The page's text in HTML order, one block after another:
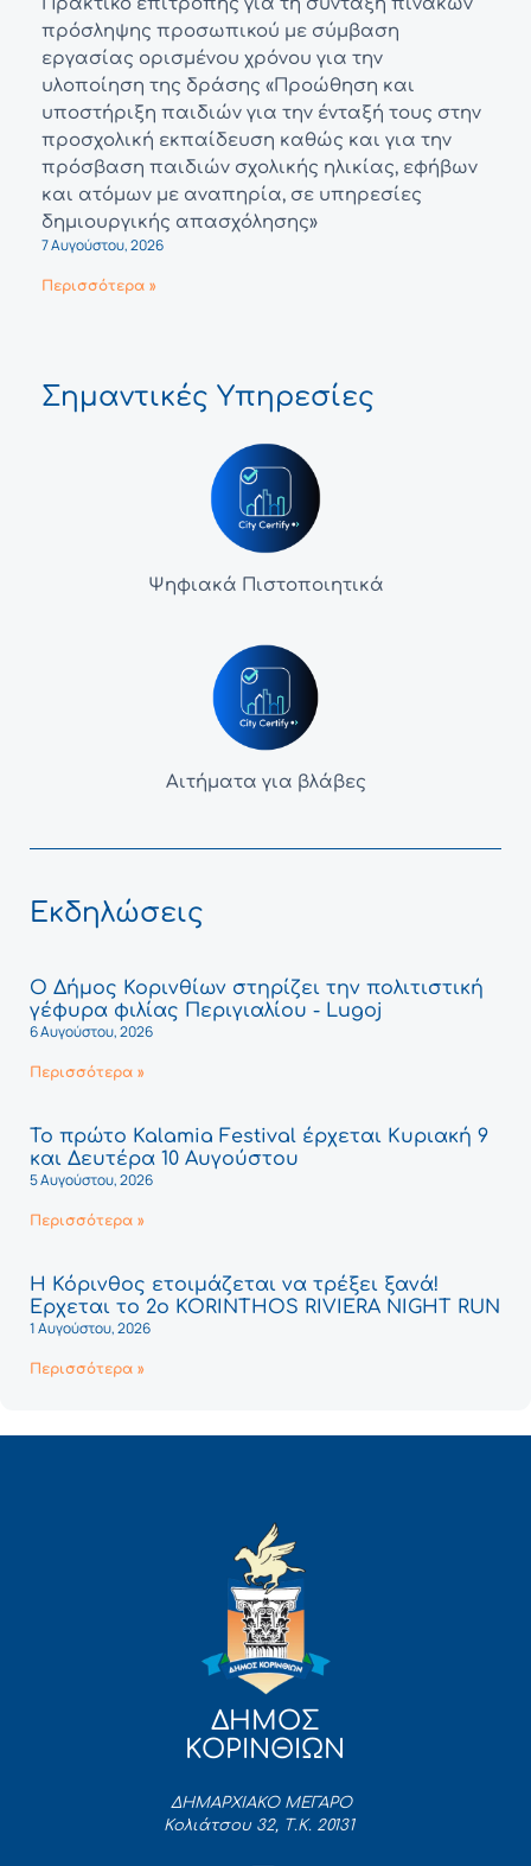
Πρακτικό επιτροπής για τη σύνταξη πινάκων
πρόσληψης προσωπικού με σύμβαση
εργασίας ορισμένου χρόνου για την
υλοποίηση της δράσης «Προώθηση και
υποστήριξη παιδιών για την ένταξή τους στην
προσχολική εκπαίδευση καθώς και για την
πρόσβαση παιδιών σχολικής ηλικίας, εφήβων
και ατόμων με αναπηρία, σε υπηρεσίες
δημιουργικής απασχόλησης»
7 Αυγούστου, 2026
Περισσότερα »
Σημαντικές Υπηρεσίες
Ψηφιακά Πιστοποιητικά
Αιτήματα για βλάβες
Εκδηλώσεις
Ο Δήμος Κορινθίων στηρίζει την πολιτιστική
γέφυρα φιλίας Περιγιαλίου - Lugoj
6 Αυγούστου, 2026
Περισσότερα »
Το πρώτο Kalamia Festival έρχεται Κυριακή 9
και Δευτέρα 10 Αυγούστου
5 Αυγούστου, 2026
Περισσότερα »
Η Κόρινθος ετοιμάζεται να τρέξει ξανά!
Έρχεται το 2ο KORINTHOS RIVIERA NIGHT RUN
1 Αυγούστου, 2026
Περισσότερα »
ΔΗΜΟΣ
ΚΟΡΙΝΘΙΩΝ
ΔΗΜΑΡΧΙΑΚΟ ΜΕΓΑΡΟ
Κολιάτσου 32, Τ.Κ. 20131